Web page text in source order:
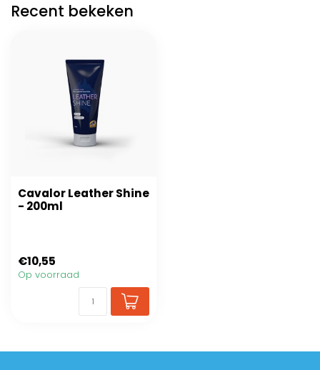
Recent bekeken
Cavalor Leather Shine
- 200ml
€10,55
Op voorraad